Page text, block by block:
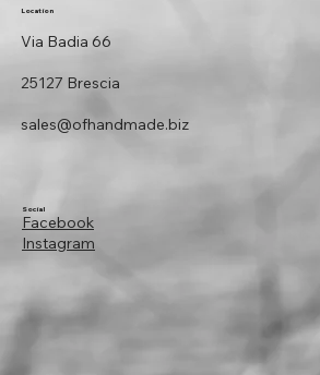
Location
Via Badia 66
25127 Brescia
sales@ofhandmade.biz
Facebook
Instagram
Social